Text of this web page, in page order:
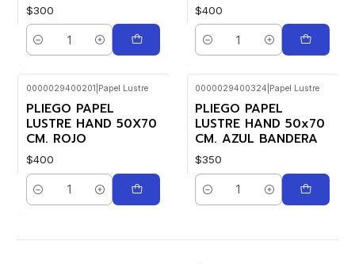
$300
Cantidad
$400
Cantidad
0000029400201 Papel Lustre
PLIEGO PAPEL
LUSTRE HAND 50X70
CM. ROJO
$400
Cantidad
0000029400324 Papel Lustre
PLIEGO PAPEL
LUSTRE HAND 50x70
CM. AZUL BANDERA
$350
Cantidad